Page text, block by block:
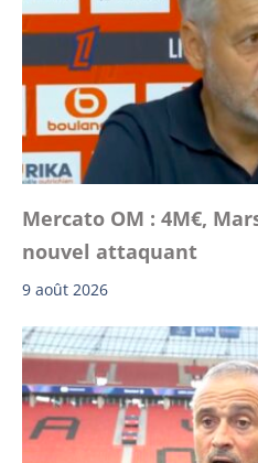
Mercato OM : 4M€,
nouvel attaquant
9 août 2026